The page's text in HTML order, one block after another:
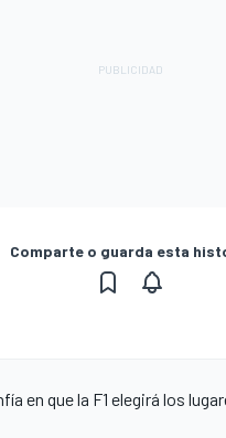
Comparte o guarda esta
en que la F1 elegirá los